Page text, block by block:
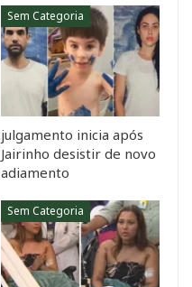
Sem Categoria
julgamento inicia após
Jairinho desistir de novo
adiamento
Sem Categoria